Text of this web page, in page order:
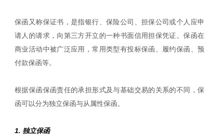
保函又称保证书，是指银行、保险公司、担保公司或个人应申
请人的请求，向第三方开立的一种书面信用担保凭证。保函在
商业活动中被广泛应用，常用类型有投标保函、履约保函、预
付款保函等。
根据保函保函责任的承担形式及与基础交易的关系的不同，保
函可以分为独立保函与从属性保函。
1. 独立保函